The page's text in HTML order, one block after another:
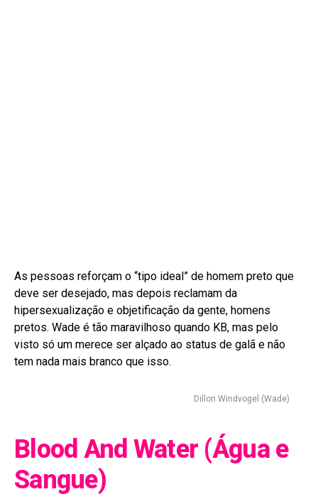
As pessoas reforçam o “tipo ideal” de homem preto que
deve ser desejado, mas depois reclamam da
hipersexualização e objetificação da gente, homens
pretos. Wade é tão maravilhoso quando KB, mas pelo
visto só um merece ser alçado ao status de galã e não
tem nada mais branco que isso.
Dillon Windvogel (Wade)
Blood And Water (Água e
Sangue)